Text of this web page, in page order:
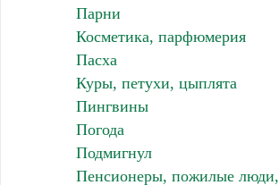
Парни
Косметика, парфюмерия
Пасха
Куры, петухи, цыплята
Пингвины
Погода
Подмигнул
Пенсионеры, пожилые люди,